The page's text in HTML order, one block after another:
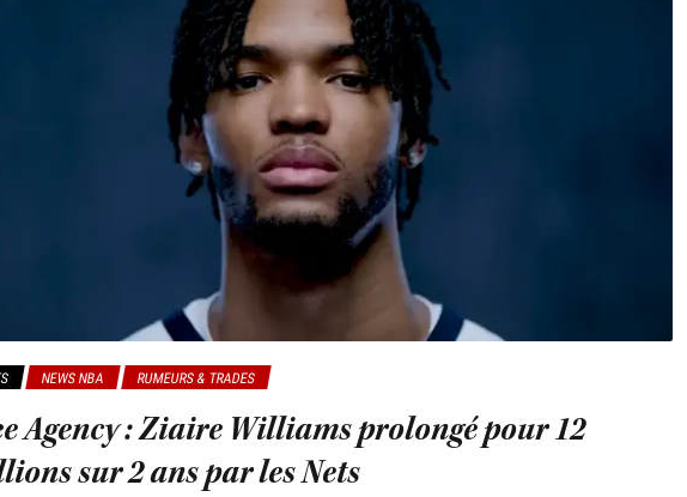
NEWS NBA RUMEURS & TRADES
Agency : Ziaire Williams prolongé pour 12
sur 2 ans par les Nets